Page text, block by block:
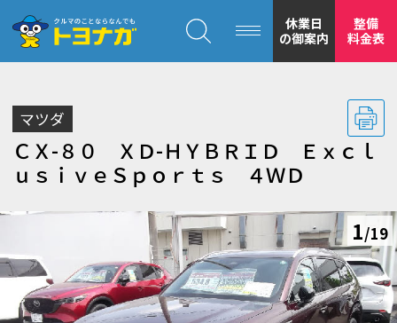
トヨナガの
休業日
の御案内
整備
料金表
マツダ
ＣＸ-８０ ＸＤ-ＨＹＢＲＩＤ Ｅｘｃｌ
ｕｓｉｖｅＳｐｏｒｔｓ ４ＷＤ
1/19